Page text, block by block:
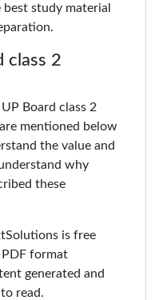
study material
class 2
Board class 2
mentioned below
the value and
why
these
is free
format
generated and
read.